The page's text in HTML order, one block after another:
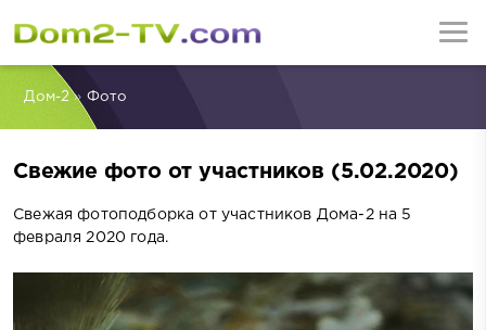
Дом-2» Фото
Свежие фото от участников (5.02.2020)
Свежая фотоподборка от участников Дома-2 на 5
февраля 2020 года.